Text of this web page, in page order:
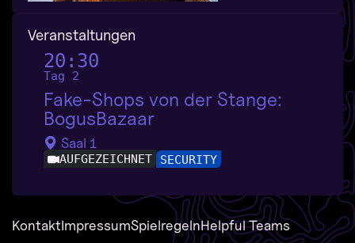
Veranstaltungen
20:30
Tag 2
Fake-Shops von der Stange:
BogusBazaar
Saal 1
AUFGEZEICHNET SECURITY
KontaktImpressumSpielregelnHelpful Teams